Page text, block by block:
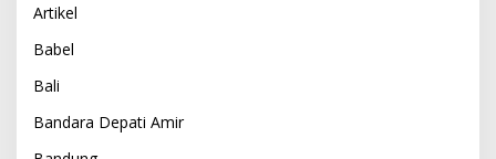
Artikel
Babel
Bali
Bandara Depati Amir